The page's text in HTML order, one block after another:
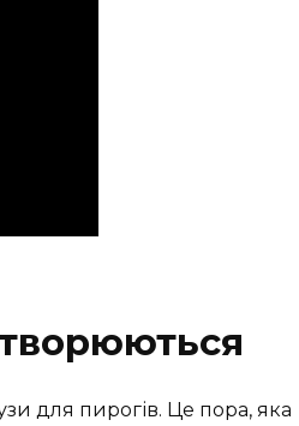
для пирогів. Це пора, яка